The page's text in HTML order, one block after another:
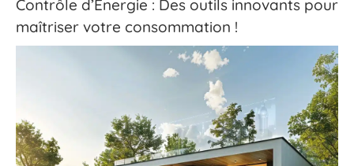
Contrôle d’Énergie : Des outils innovants pour
maîtriser votre consommation !